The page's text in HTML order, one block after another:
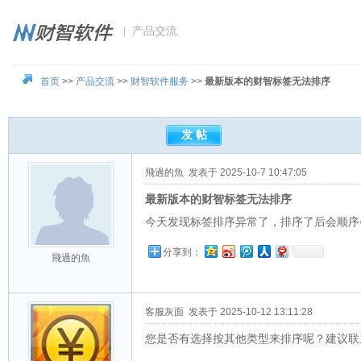
| 产品交流
首页 >> 产品交流 >> 财智软件服务 >> 最新版本的财智标签无法排序
飛過的魚
飛過的魚 发表于 2025-10-7 10:47:05
最新版本的财智标签无法排序
今天发现标签排序异常了，排序了后会顺
分享到：
客服灰面 发表于 2025-10-12 13:11:28
您是否有选择按其他类型来排序呢？建议